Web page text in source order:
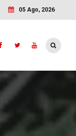
05 Ago, 2026